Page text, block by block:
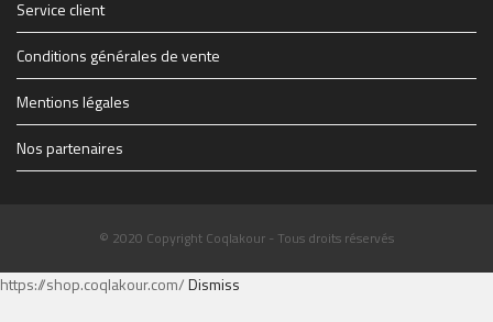
Service client
Conditions générales de vente
Mentions légales
Nos partenaires
© 2020 Copyright Coqlakour - Tous droits réservés
https://shop.coqlakour.com/Dismiss